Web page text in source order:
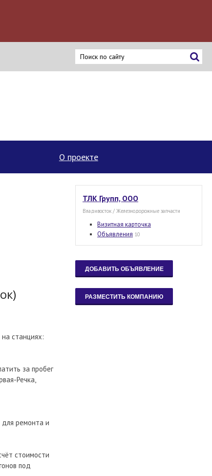
О проекте
станциях:
за пробег
Речка,
для ремонта и
стоимости
под
ТЛК Групп, ООО
Владивосток / Железнодорожные запчасти
Визитная карточка
Объявления 10